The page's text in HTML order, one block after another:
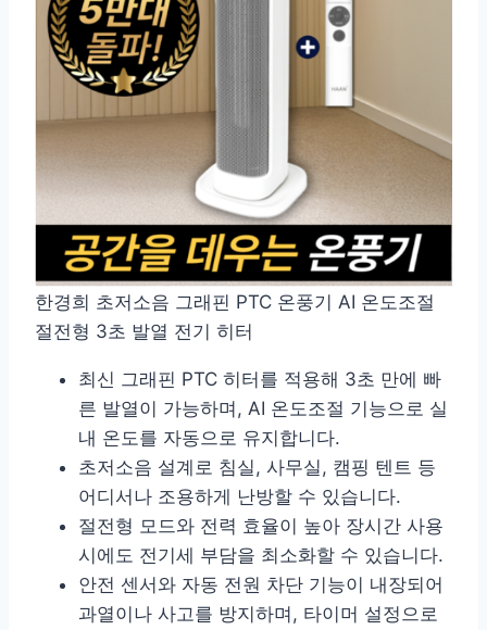
한경희 초저소음 그래핀 PTC 온풍기 AI 온도조절
절전형 3초 발열 전기 히터
최신 그래핀 PTC 히터를 적용해 3초 만에 빠
른 발열이 가능하며, AI 온도조절 기능으로 실
내 온도를 자동으로 유지합니다.
초저소음 설계로 침실, 사무실, 캠핑 텐트 등
어디서나 조용하게 난방할 수 있습니다.
절전형 모드와 전력 효율이 높아 장시간 사용
시에도 전기세 부담을 최소화할 수 있습니다.
안전 센서와 자동 전원 차단 기능이 내장되어
과열이나 사고를 방지하며, 타이머 설정으로